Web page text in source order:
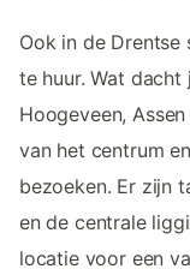
Ook in de Drentse
te huur. Wat
Hoogeveen,
van het centrum
bezoeken. Er zijn
en de centrale
locatie voor een